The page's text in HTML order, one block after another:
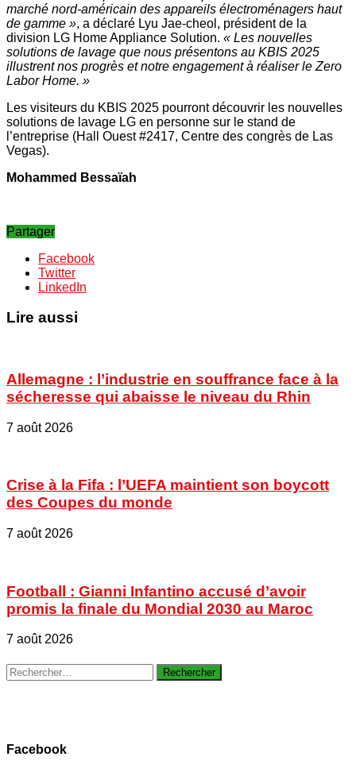
marché nord-américain des appareils électroménagers haut
de gamme », a déclaré Lyu Jae-cheol, président de la
division LG Home Appliance Solution. « Les nouvelles
solutions de lavage que nous présentons au KBIS 2025
illustrent nos progrès et notre engagement à réaliser le Zero
Labor Home. »
Les visiteurs du KBIS 2025 pourront découvrir les nouvelles
solutions de lavage LG en personne sur le stand de
l’entreprise (Hall Ouest #2417, Centre des congrès de Las
Vegas).
Mohammed Bessaïah
Partager
Facebook
Twitter
LinkedIn
Lire aussi
Allemagne : l’industrie en souffrance face à la
sécheresse qui abaisse le niveau du Rhin
7 août 2026
Crise à la Fifa : l’UEFA maintient son boycott
des Coupes du monde
7 août 2026
Football : Gianni Infantino accusé d’avoir
promis la finale du Mondial 2030 au Maroc
7 août 2026
Rechercher :
Facebook